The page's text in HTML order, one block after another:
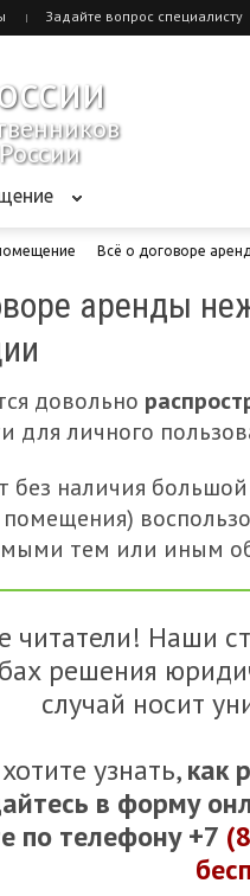
Задайте вопрос специалисту
Всё о договоре
аренды
довольно
для личного
без наличия
помещения)
тем или иным
читатели! Наши
решения
случай носит
узнать,как
в форму
по телефону +7